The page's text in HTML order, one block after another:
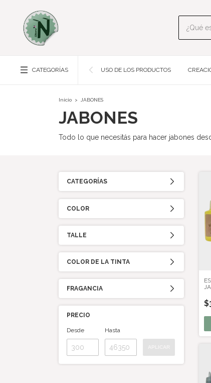
CATEGORÍAS USO DE LOS PRODUCTOS
Inicio > JABONES
JABONES
Todo lo que necesitás para hacer jabones
CATEGORÍAS
COLOR
TALLE
COLOR DE LA TINTA
FRAGANCIA
PRECIO
Desde Hasta